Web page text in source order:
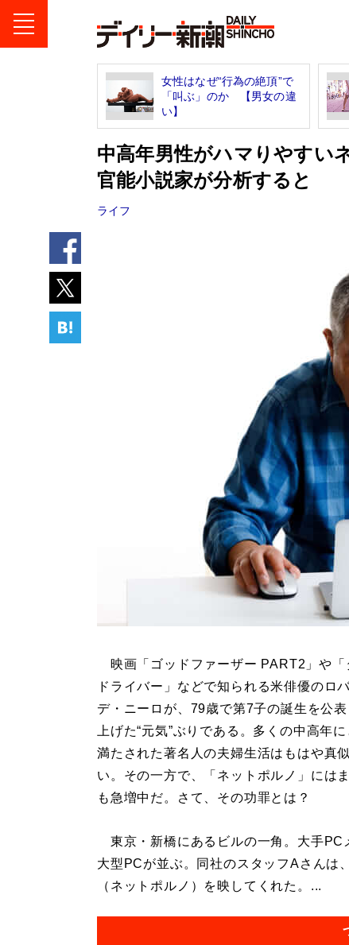
女性はなぜ“行為の絶頂”で
「叫ぶ」のか 【男女の違
い】
中高年男性がハマりやす
官能小説家が分析すると
ライフ
映画「ゴッドファーザー PART2」や「
ドライバー」などで知られる米俳優のロ
デ・ニーロが、79歳で第7子の誕生を公
上げた“元気”ぶりである。多くの中高年に
満たされた著名人の夫婦生活はもはや真
い。その一方で、「ネットポルノ」には
も急増中だ。さて、その功罪とは？
東京・新橋にあるビルの一角。大手PC
大型PCが並ぶ。同社のスタッフAさんは
（ネットポルノ）を映してくれた。...